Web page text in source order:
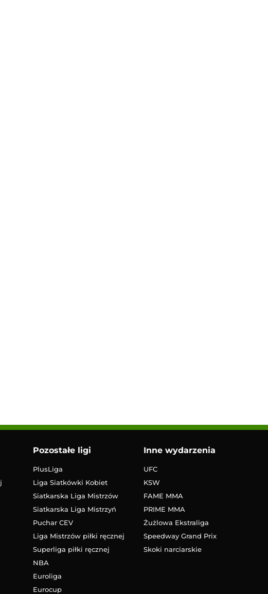
Pozostałe ligi
PlusLiga
Liga Siatkówki Kobiet
Siatkarska Liga Mistrzów
Siatkarska Liga Mistrzyń
Puchar CEV
Liga Mistrzów piłki ręcznej
Superliga piłki ręcznej
NBA
Euroliga
Eurocup
Inne wydarzenia
UFC
KSW
FAME MMA
PRIME MMA
Żużlowa Ekstraliga
Speedway Grand Prix
Skoki narciarskie